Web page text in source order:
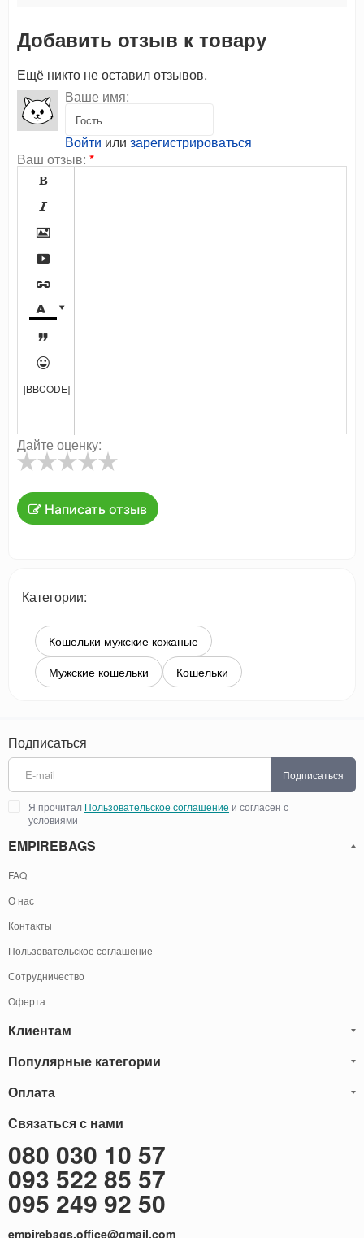
Добавить отзыв к товару
Ещё никто не оставил отзывов.
Ваше имя:
Войти или зарегистрироваться
Ваш отзыв: *









[BBCODE]
Дайте оценку:
Написать отзыв
Категории:
Кошельки мужские кожаные
Мужские кошельки
Кошельки
Подписаться
Подписаться
Я прочитал Пользовательское соглашение и согласен с
условиями
EMPIREBAGS
FAQ
О нас
Контакты
Пользовательское соглашение
Сотрудничество
Оферта
Клиентам
Блог
Обмен и Возврат
Карта сайта
Бонусы
Доставка за границу
Популярные категории
Мужские кожаные сумки
Саквояжи
Мужские кожаные кошельки
Мужские клатчи
Женские сумки
Оплата
Оплату товаров можно
осуществить
Наличными
Наложенный платёж (Оплата при получение)
Через терминал (Только самовывоз)
Оплата на расчетный счет ФОП 2-ая группа (без НДС)
Связаться с нами
080 030 10 57
093 522 85 57
095 249 92 50
empirebags.office@gmail.com